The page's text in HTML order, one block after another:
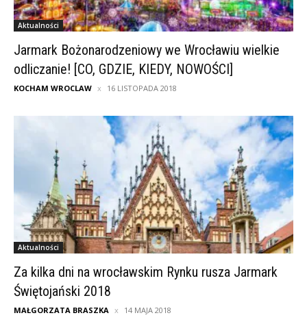
Aktualności
Jarmark Bożonarodzeniowy we Wrocławiu wielkie
odliczanie! [CO, GDZIE, KIEDY, NOWOŚCI]
KOCHAM WROCLAW 16 LISTOPADA 2018
Aktualności
Za kilka dni na wrocławskim Rynku rusza Jarmark
Świętojański 2018
MAŁGORZATA BRASZKA 14 MAJA 2018